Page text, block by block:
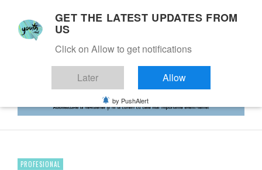
PROFESIONAL
GET THE LATEST UPDATES FROM
US
Click on Allow to get notifications
Later Allow
by PushAlert